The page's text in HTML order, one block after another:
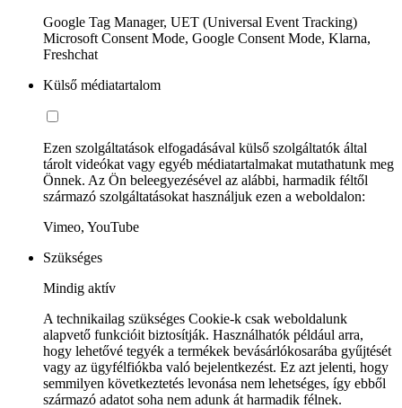
Google Tag Manager, UET (Universal Event Tracking)
Microsoft Consent Mode, Google Consent Mode, Klarna,
Freshchat
Külső médiatartalom
Ezen szolgáltatások elfogadásával külső szolgáltatók által
tárolt videókat vagy egyéb médiatartalmakat mutathatunk meg
Önnek. Az Ön beleegyezésével az alábbi, harmadik féltől
származó szolgáltatásokat használjuk ezen a weboldalon:
Vimeo, YouTube
Szükséges
Mindig aktív
A technikailag szükséges Cookie-k csak weboldalunk
alapvető funkcióit biztosítják. Használhatók például arra,
hogy lehetővé tegyék a termékek bevásárlókosarába gyűjtését
vagy az ügyfélfiókba való bejelentkezést. Ez azt jelenti, hogy
semmilyen következtetés levonása nem lehetséges, így ebből
származó adatot soha nem adunk át harmadik félnek.